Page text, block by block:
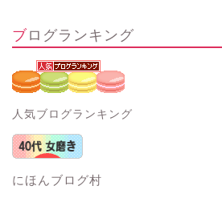
ブログランキング
人気ブログランキング
にほんブログ村